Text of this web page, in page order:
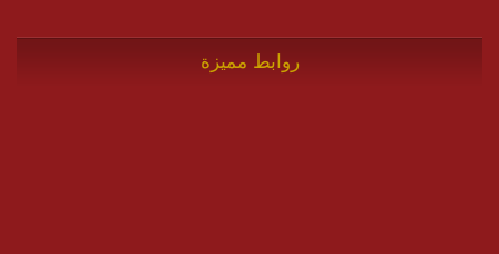
روابط مميزة